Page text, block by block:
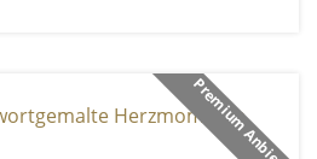
Premium Anbieter